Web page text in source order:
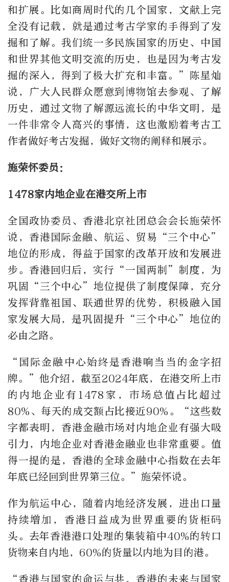
和扩展。比如商周时代的几个国家，文献上完
全没有记载，就是通过考古学家的手得到了发
掘和了解。我们统一多民族国家的历史、中国
和世界其他文明交流的历史，也是因为考古发
掘的深入，得到了极大扩充和丰富。”陈星灿
说，广大人民群众愿意到博物馆去参观、了解
历史，通过文物了解源远流长的中华文明，是
一件非常令人高兴的事情，这也激励着考古工
作者做好考古发掘，做好文物的阐释和展示。
施荣怀委员：
1478家内地企业在港交所上市
全国政协委员、香港北京社团总会会长施荣怀
说，香港国际金融、航运、贸易“三个中心”
地位的形成，得益于国家的改革开放和发展进
步。香港回归后，实行“一国两制”制度，为
巩固“三个中心”地位提供了制度保障，充分
发挥背靠祖国、联通世界的优势，积极融入国
家发展大局，是巩固提升“三个中心”地位的
必由之路。
“国际金融中心始终是香港响当当的金字招
牌。”他介绍，截至2024年底，在港交所上市
的内地企业有1478家，市场总值占比超过
80%、每天的成交额占比接近90%。“这些数
字都表明，香港金融市场对内地企业有强大吸
引力，内地企业对香港金融业也非常重要。值
得一提的是，香港的全球金融中心指数在去年
年底已经回到世界第三位。”施荣怀说。
作为航运中心，随着内地经济发展，进出口量
持续增加，香港日益成为世界重要的货柜码
头。去年香港港口处理的集装箱中40%的转口
货物来自内地，60%的货量以内地为目的港。
“香港与国家的命运与共，香港的未来与国家